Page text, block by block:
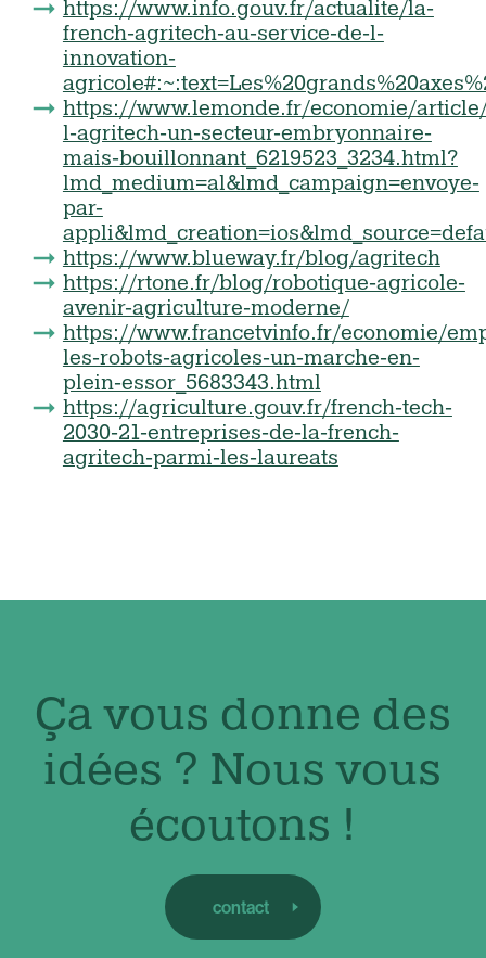
https://www.info.gouv.fr/actualite/la-
french-agritech-au-service-de-l-
innovation-
https://www.lemonde.fr/economie/
l-agritech-un-secteur-embryonnaire-
mais-bouillonnant_6219523_3234.html?
lmd_medium=al&lmd_campaign=envoye-
par-
https://www.blueway.fr/blog/agritech
https://rtone.fr/blog/robotique-agricole-
avenir-agriculture-moderne/
https://www.francetvinfo.fr/economie/
les-robots-agricoles-un-marche-en-
plein-essor_5683343.html
https://agriculture.gouv.fr/french-tech-
2030-21-entreprises-de-la-french-
agritech-parmi-les-laureats
Ça vous donne des
idées ? Nous vous
écoutons !
contact